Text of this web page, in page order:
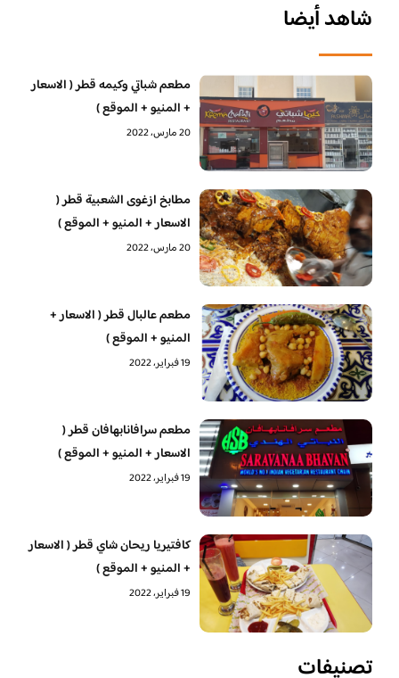
شاهد أيضا
مطعم شباتي وكيمه قطر ( الاسعار
+ المنيو + الموقع )
20 مارس، 2022
مطابخ ازغوى الشعبية قطر (
الاسعار + المنيو + الموقع )
20 مارس، 2022
مطعم عالبال قطر ( الاسعار +
المنيو + الموقع )
19 فبراير، 2022
مطعم سرافانابهافان قطر (
الاسعار + المنيو + الموقع )
19 فبراير، 2022
كافتيريا ريحان شاي قطر ( الاسعار
+ المنيو + الموقع )
19 فبراير، 2022
تصنيفات